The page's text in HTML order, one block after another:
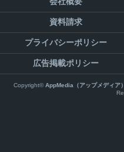
資料請求
プライバシーポリシー
広告掲載ポリシー
Copyright©AppMedia（アップメディア